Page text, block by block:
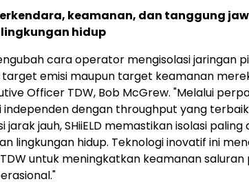
keamanan, dan tanggung
hidup
cara operator mengisolasi jaringan
emisi maupun target keamanan
Officer TDW, Bob McGrew. "Melalui
independen dengan throughput yang
jarak jauh, SHiiELD memastikan isolasi
lingkungan hidup. Teknologi inovatif ini
untuk meningkatkan keamanan saluran